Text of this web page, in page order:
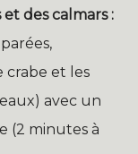
des calmars :
crabe et les
avec un
(2 minutes à